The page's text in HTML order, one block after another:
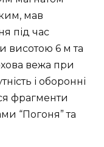
мав
під час
висотою 6 м та
вежа при
і оборонні
фрагменти
“Погоня” та